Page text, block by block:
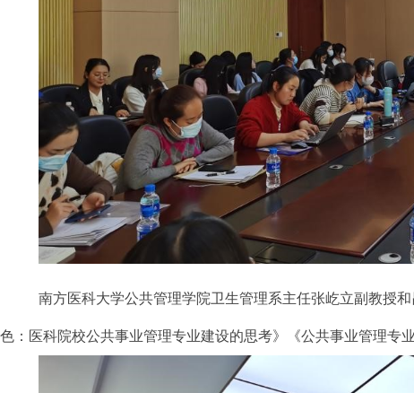
南方医科大学公共管理学院卫生管理系主任张屹立副教授
色：医科院校公共事业管理专业建设的思考》《公共事业管理专